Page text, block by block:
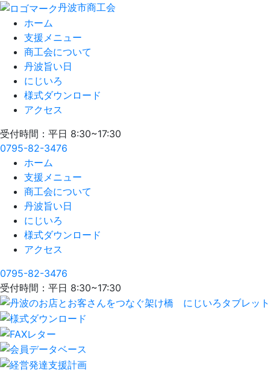
丹波市商工会
ホーム
支援メニュー
商工会について
丹波旨い日
にじいろ
様式ダウンロード
アクセス
受付時間：平日 8:30~17:30
0795-82-3476
ホーム
支援メニュー
商工会について
丹波旨い日
にじいろ
様式ダウンロード
アクセス
0795-82-3476
受付時間：平日 8:30~17:30